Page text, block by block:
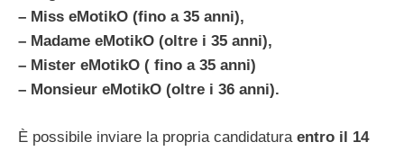
– Miss eMotikO (fino a 35 anni),
– Madame eMotikO (oltre i 35 anni),
– Mister eMotikO ( fino a 35 anni)
– Monsieur eMotikO (oltre i 36 anni).
È possibile inviare la propria candidatura entro il 14